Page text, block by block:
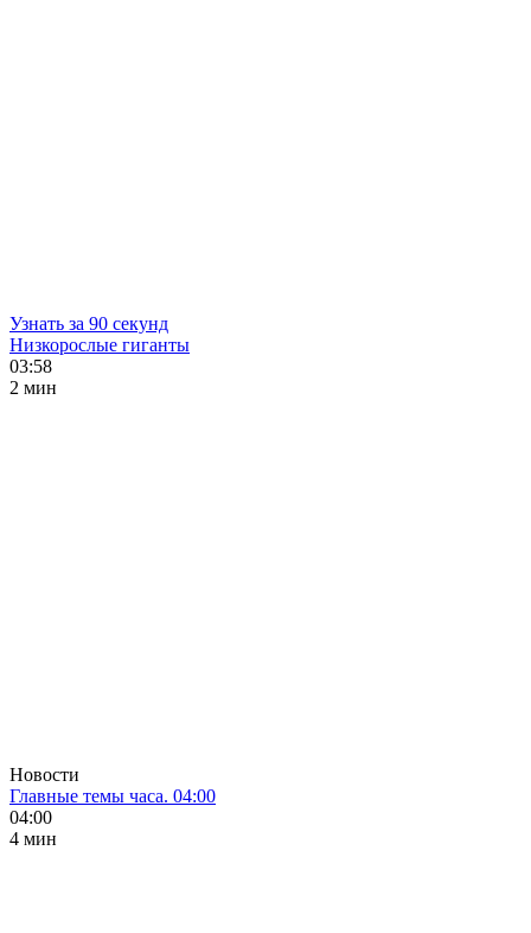
Узнать за 90 секунд
Низкорослые гиганты
03:58
2 мин
Новости
Главные темы часа. 04:00
04:00
4 мин